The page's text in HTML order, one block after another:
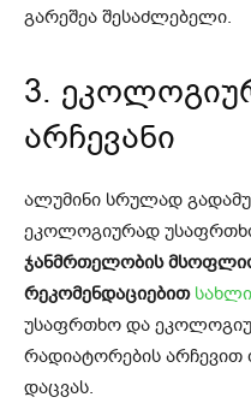
გარეშეა შესაძლებელი.
3.
არჩევანი
ალუმინი სრულად
ეკოლოგიურად
ჯანმრთელობის
რეკომენდაციებით
უსაფრთხო და
რადიატორების არჩევით
დაცვას.